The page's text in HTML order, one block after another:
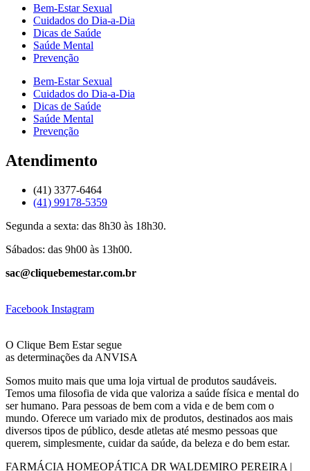
Bem-Estar Sexual
Cuidados do Dia-a-Dia
Dicas de Saúde
Saúde Mental
Prevenção
Bem-Estar Sexual
Cuidados do Dia-a-Dia
Dicas de Saúde
Saúde Mental
Prevenção
Atendimento
(41) 3377-6464
(41) 99178-5359
Segunda a sexta: das 8h30 às 18h30.
Sábados: das 9h00 às 13h00.
sac@cliquebemestar.com.br
Facebook Instagram
O Clique Bem Estar segue
as determinações da ANVISA
Somos muito mais que uma loja virtual de produtos saudáveis.
Temos uma filosofia de vida que valoriza a saúde física e mental do
ser humano. Para pessoas de bem com a vida e de bem com o
mundo. Oferece um variado mix de produtos, destinados aos mais
diversos tipos de público, desde atletas até mesmo pessoas que
querem, simplesmente, cuidar da saúde, da beleza e do bem estar.
FARMÁCIA HOMEOPÁTICA DR WALDEMIRO PEREIRA |